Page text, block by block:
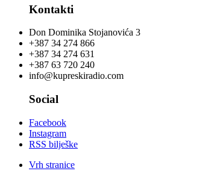
Kontakti
Don Dominika Stojanovića 3
+387 34 274 866
+387 34 274 631
+387 63 720 240
info@kupreskiradio.com
Social
Facebook
Instagram
RSS bilješke
Vrh stranice